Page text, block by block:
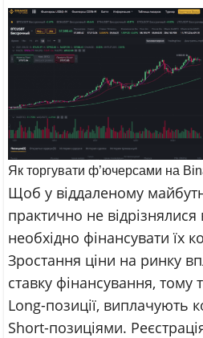
Як торгувати ф’ючерсами на
Щоб у віддаленому
практично не відрізнялися
необхідно фінансувати їх
Зростання ціни на ринку
ставку фінансування,
Long-позиції, виплачують
Short-позиціями.